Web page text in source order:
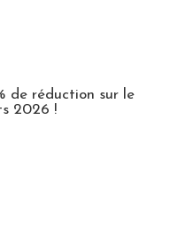
de réduction sur le
2026 !